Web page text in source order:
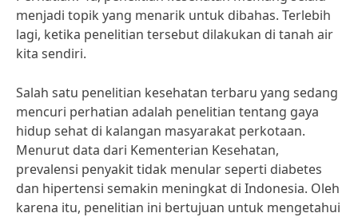
menjadi topik yang menarik untuk dibahas. Terlebih
lagi, ketika penelitian tersebut dilakukan di tanah air
kita sendiri.
Salah satu penelitian kesehatan terbaru yang sedang
mencuri perhatian adalah penelitian tentang gaya
hidup sehat di kalangan masyarakat perkotaan.
Menurut data dari Kementerian Kesehatan,
prevalensi penyakit tidak menular seperti diabetes
dan hipertensi semakin meningkat di Indonesia. Oleh
karena itu, penelitian ini bertujuan untuk mengetahui